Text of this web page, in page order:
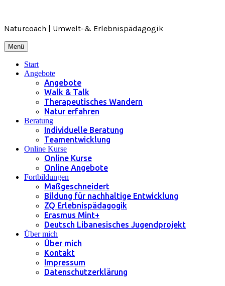
springen
Naturcoach | Umwelt-& Erlebnispädagogik
Menü
Start
Angebote
Angebote
Walk & Talk
Therapeutisches Wandern
Natur erfahren
Beratung
Individuelle Beratung
Teamentwicklung
Online Kurse
Online Kurse
Online Angebote
Fortbildungen
Maßgeschneidert
Bildung für nachhaltige Entwicklung
ZQ Erlebnispädagogik
Erasmus Mint+
Deutsch Libanesisches Jugendprojekt
Über mich
Über mich
Kontakt
Impressum
Datenschutzerklärung